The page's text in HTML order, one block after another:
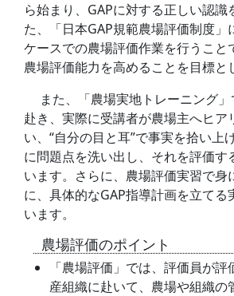
ら始まり、GAPに対する正しい認識
た、「日本GAP規範農場評価制度」
ケースでの農場評価作業を行うこと
農場評価能力を高めることを目標と
また、「農場実地トレーニング」
赴き、実際に受講者が農場主へヒア
い、“自分の目と耳”で事実を拾い上
に問題点を洗い出し、それを評価す
います。さらに、農場評価実習で身
に、具体的なGAP指導計画を立てる
います。
農場評価のポイント
「農場評価」では、評価員が
産組織に赴いて、農場や組織の